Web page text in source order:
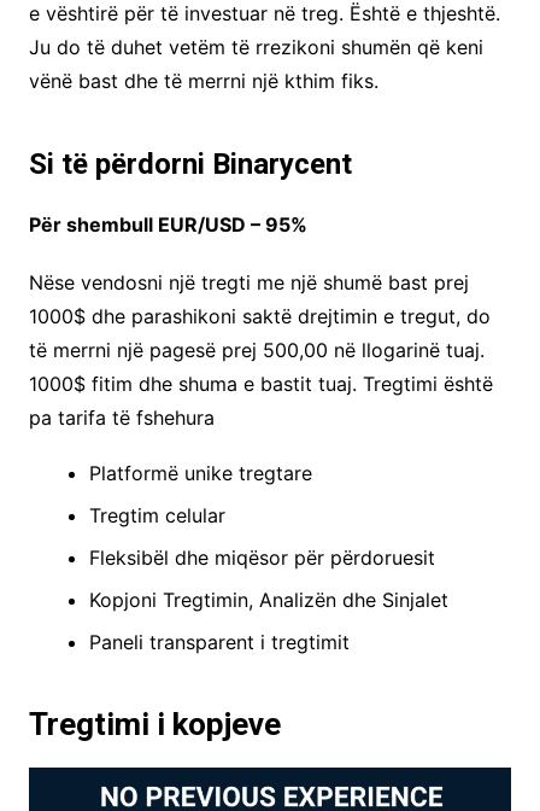
e vështirë për të investuar në treg. Është e thjeshtë.
Ju do të duhet vetëm të rrezikoni shumën që keni
vënë bast dhe të merrni një kthim fiks.
Si të përdorni Binarycent
Për shembull EUR/USD – 95%
Nëse vendosni një tregti me një shumë bast prej
1000$ dhe parashikoni saktë drejtimin e tregut, do
të merrni një pagesë prej 500,00 në llogarinë tuaj.
1000$ fitim dhe shuma e bastit tuaj. Tregtimi është
pa tarifa të fshehura
Platformë unike tregtare
Tregtim celular
Fleksibël dhe miqësor për përdoruesit
Kopjoni Tregtimin, Analizën dhe Sinjalet
Paneli transparent i tregtimit
Tregtimi i kopjeve